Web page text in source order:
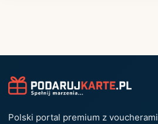
Polski portal premium z voucherami